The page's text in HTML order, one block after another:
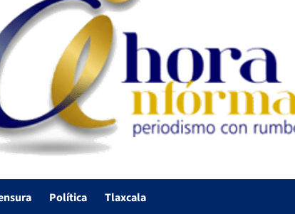
Política Tlaxcala